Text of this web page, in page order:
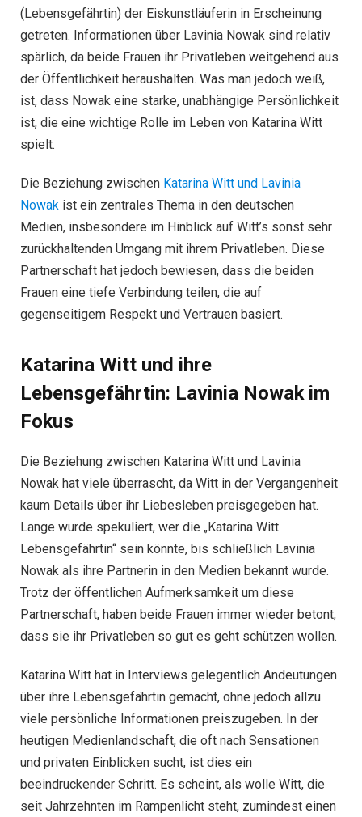
(Lebensgefährtin) der Eiskunstläuferin in Erscheinung
getreten. Informationen über Lavinia Nowak sind relativ
spärlich, da beide Frauen ihr Privatleben weitgehend aus
der Öffentlichkeit heraushalten. Was man jedoch weiß,
ist, dass Nowak eine starke, unabhängige Persönlichkeit
ist, die eine wichtige Rolle im Leben von Katarina Witt
spielt.
Die Beziehung zwischen Katarina Witt und Lavinia
Nowak ist ein zentrales Thema in den deutschen
Medien, insbesondere im Hinblick auf Witt’s sonst sehr
zurückhaltenden Umgang mit ihrem Privatleben. Diese
Partnerschaft hat jedoch bewiesen, dass die beiden
Frauen eine tiefe Verbindung teilen, die auf
gegenseitigem Respekt und Vertrauen basiert.
Katarina Witt und ihre
Lebensgefährtin: Lavinia Nowak im
Fokus
Die Beziehung zwischen Katarina Witt und Lavinia
Nowak hat viele überrascht, da Witt in der Vergangenheit
kaum Details über ihr Liebesleben preisgegeben hat.
Lange wurde spekuliert, wer die „Katarina Witt
Lebensgefährtin“ sein könnte, bis schließlich Lavinia
Nowak als ihre Partnerin in den Medien bekannt wurde.
Trotz der öffentlichen Aufmerksamkeit um diese
Partnerschaft, haben beide Frauen immer wieder betont,
dass sie ihr Privatleben so gut es geht schützen wollen.
Katarina Witt hat in Interviews gelegentlich Andeutungen
über ihre Lebensgefährtin gemacht, ohne jedoch allzu
viele persönliche Informationen preiszugeben. In der
heutigen Medienlandschaft, die oft nach Sensationen
und privaten Einblicken sucht, ist dies ein
beeindruckender Schritt. Es scheint, als wolle Witt, die
seit Jahrzehnten im Rampenlicht steht, zumindest einen